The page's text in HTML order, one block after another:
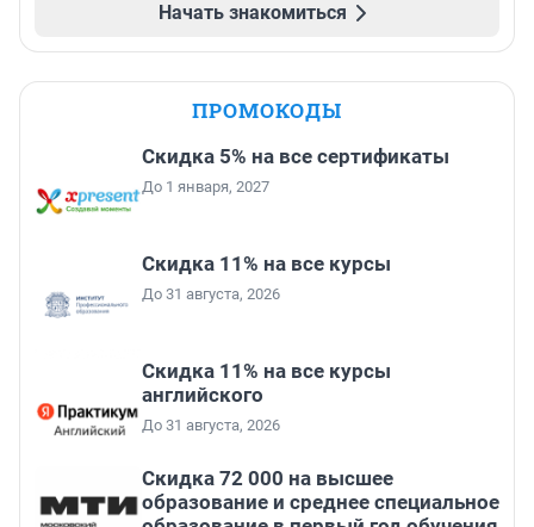
Начать знакомиться
ПРОМОКОДЫ
Скидка 5% на все сертификаты
До 1 января, 2027
Скидка 11% на все курсы
До 31 августа, 2026
Скидка 11% на все курсы
английского
До 31 августа, 2026
Скидка 72 000 на высшее
образование и среднее специальное